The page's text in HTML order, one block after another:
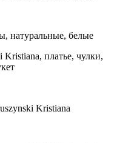
натуральные, белые
платье, чулки,
Kristiana